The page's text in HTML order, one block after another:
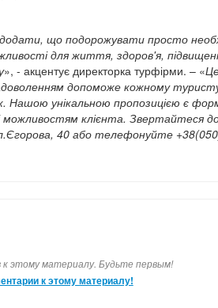
додати, що подорожувати просто
для життя, здоров'я,
», - акцентує директорка турфірми. – «
допоможе кожному туристу
Нашою унікальною пропозицією є
можливостям клієнта. Звертайтеся
40 або телефонуйте
этому материалу. Будьте первым!
к этому материалу!